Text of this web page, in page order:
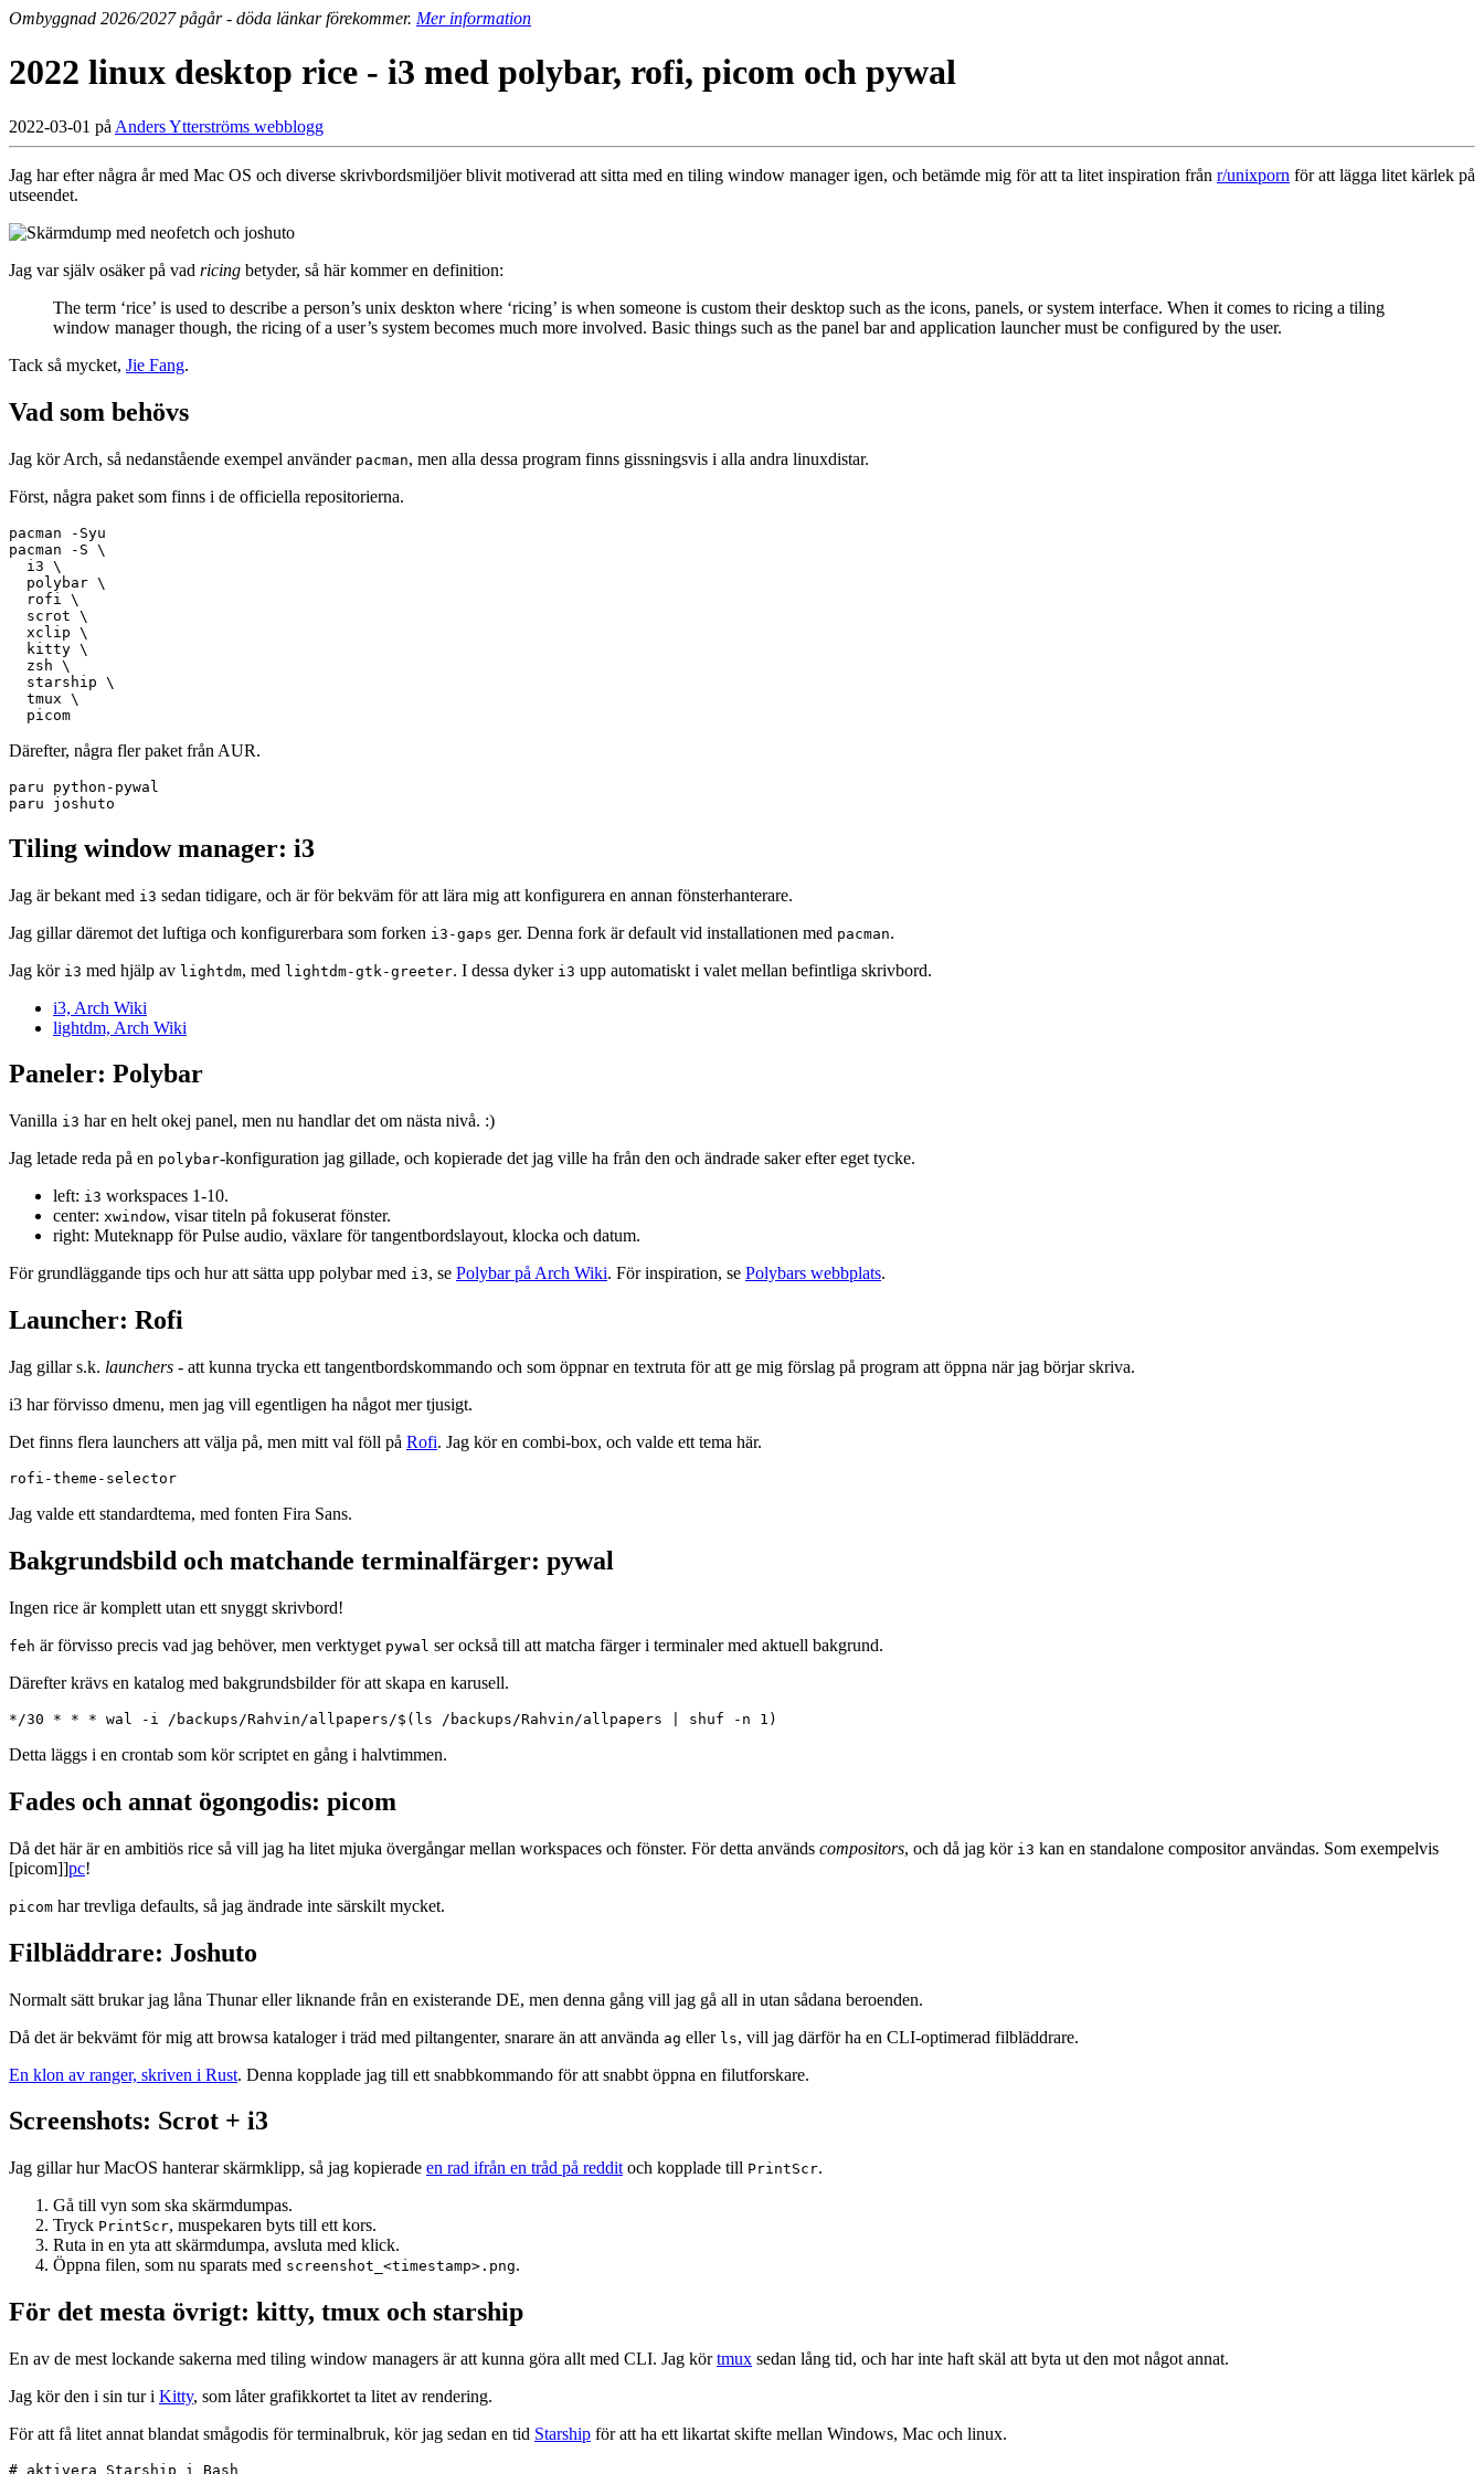
Ombyggnad 2026/2027 pågår - döda länkar förekommer. Mer information
2022 linux desktop rice - i3 med polybar, rofi, picom och pywal
2022-03-01 på Anders Ytterströms webblogg
Jag har efter några år med Mac OS och diverse skrivbordsmiljöer blivit motiverad att sitta med en tiling window manager igen, och betämde mig för att ta litet inspiration från r/unixporn för att lägga litet kärlek på
utseendet.
Jag var själv osäker på vad ricing betyder, så här kommer en definition:
The term ‘rice’ is used to describe a person’s unix deskton where ‘ricing’ is when someone is custom their desktop such as the icons, panels, or system interface. When it comes to ricing a tiling
window manager though, the ricing of a user’s system becomes much more involved. Basic things such as the panel bar and application launcher must be configured by the user.
Tack så mycket, Jie Fang.
Vad som behövs
Jag kör Arch, så nedanstående exempel använder pacman, men alla dessa program finns gissningsvis i alla andra linuxdistar.
Först, några paket som finns i de officiella repositorierna.
pacman -Syu
pacman -S \
  i3 \
  polybar \
  rofi \
  scrot \
  xclip \
  kitty \
  zsh \
  starship \
  tmux \
Därefter, några fler paket från AUR.
paru python-pywal
Tiling window manager: i3
Jag är bekant med i3 sedan tidigare, och är för bekväm för att lära mig att konfigurera en annan fönsterhanterare.
Jag gillar däremot det luftiga och konfigurerbara som forken i3-gaps ger. Denna fork är default vid installationen med pacman.
Jag kör i3 med hjälp av lightdm, med lightdm-gtk-greeter. I dessa dyker i3 upp automatiskt i valet mellan befintliga skrivbord.
i3, Arch Wiki
lightdm, Arch Wiki
Paneler: Polybar
Vanilla i3 har en helt okej panel, men nu handlar det om nästa nivå. :)
Jag letade reda på en polybar-konfiguration jag gillade, och kopierade det jag ville ha från den och ändrade saker efter eget tycke.
left: i3 workspaces 1-10.
center: xwindow, visar titeln på fokuserat fönster.
right: Muteknapp för Pulse audio, växlare för tangentbordslayout, klocka och datum.
För grundläggande tips och hur att sätta upp polybar med i3, se Polybar på Arch Wiki. För inspiration, se Polybars webbplats.
Launcher: Rofi
Jag gillar s.k. launchers - att kunna trycka ett tangentbordskommando och som öppnar en textruta för att ge mig förslag på program att öppna när jag börjar skriva.
i3 har förvisso dmenu, men jag vill egentligen ha något mer tjusigt.
Det finns flera launchers att välja på, men mitt val föll på Rofi. Jag kör en combi-box, och valde ett tema här.
Jag valde ett standardtema, med fonten Fira Sans.
Bakgrundsbild och matchande terminalfärger: pywal
Ingen rice är komplett utan ett snyggt skrivbord!
feh är förvisso precis vad jag behöver, men verktyget pywal ser också till att matcha färger i terminaler med aktuell bakgrund.
Därefter krävs en katalog med bakgrundsbilder för att skapa en karusell.
Detta läggs i en crontab som kör scriptet en gång i halvtimmen.
Fades och annat ögongodis: picom
Då det här är en ambitiös rice så vill jag ha litet mjuka övergångar mellan workspaces och fönster. För detta används compositors, och då jag kör i3 kan en standalone compositor användas. Som exempelvis
[picom]]pc!
picom har trevliga defaults, så jag ändrade inte särskilt mycket.
Filbläddrare: Joshuto
Normalt sätt brukar jag låna Thunar eller liknande från en existerande DE, men denna gång vill jag gå all in utan sådana beroenden.
Då det är bekvämt för mig att browsa kataloger i träd med piltangenter, snarare än att använda ag eller ls, vill jag därför ha en CLI-optimerad filbläddrare.
En klon av ranger, skriven i Rust. Denna kopplade jag till ett snabbkommando för att snabbt öppna en filutforskare.
Screenshots: Scrot + i3
Jag gillar hur MacOS hanterar skärmklipp, så jag kopierade en rad ifrån en tråd på reddit och kopplade till PrintScr.
Gå till vyn som ska skärmdumpas.
Tryck PrintScr, muspekaren byts till ett kors.
Ruta in en yta att skärmdumpa, avsluta med klick.
Öppna filen, som nu sparats med screenshot_<timestamp>.png.
För det mesta övrigt: kitty, tmux och starship
En av de mest lockande sakerna med tiling window managers är att kunna göra allt med CLI. Jag körtmux sedan lång tid, och har inte haft skäl att byta ut den mot något annat.
Jag kör den i sin tur i Kitty, som låter grafikkortet ta litet av rendering.
För att få litet annat blandat smågodis för terminalbruk, kör jag sedan en tid Starship för att ha ett likartat skifte mellan Windows, Mac och linux.
# aktivera Starship i Bash